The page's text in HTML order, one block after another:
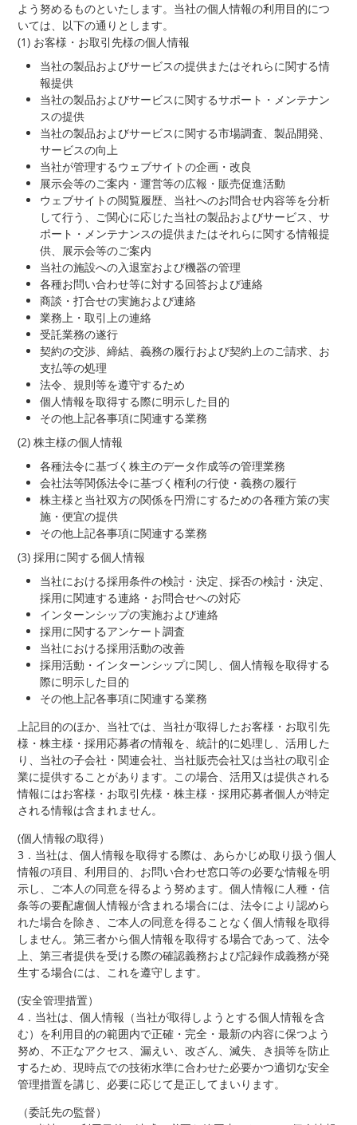
よう努めるものといたします。当社の個人情報の利用目的につ
いては、以下の通りとします。
(1) お客様・お取引先様の個人情報
当社の製品およびサービスの提供またはそれらに関する情
報提供
当社の製品およびサービスに関するサポート・メンテナン
スの提供
当社の製品およびサービスに関する市場調査、製品開発、
サービスの向上
当社が管理するウェブサイトの企画・改良
展示会等のご案内・運営等の広報・販売促進活動
ウェブサイトの閲覧履歴、当社へのお問合せ内容等を分析
して行う、ご関心に応じた当社の製品およびサービス、サ
ポート・メンテナンスの提供またはそれらに関する情報提
供、展示会等のご案内
当社の施設への入退室および機器の管理
各種お問い合わせ等に対する回答および連絡
商談・打合せの実施および連絡
業務上・取引上の連絡
受託業務の遂行
契約の交渉、締結、義務の履行および契約上のご請求、お
支払等の処理
法令、規則等を遵守するため
個人情報を取得する際に明示した目的
その他上記各事項に関連する業務
(2) 株主様の個人情報
各種法令に基づく株主のデータ作成等の管理業務
会社法等関係法令に基づく権利の行使・義務の履行
株主様と当社双方の関係を円滑にするための各種方策の実
施・便宜の提供
その他上記各事項に関連する業務
(3) 採用に関する個人情報
当社における採用条件の検討・決定、採否の検討・決定、
採用に関連する連絡・お問合せへの対応
インターンシップの実施および連絡
採用に関するアンケート調査
当社における採用活動の改善
採用活動・インターンシップに関し、個人情報を取得する
際に明示した目的
その他上記各事項に関連する業務
上記目的のほか、当社では、当社が取得したお客様・お取引先
様・株主様・採用応募者の情報を、統計的に処理し、活用した
り、当社の子会社・関連会社、当社販売会社又は当社の取引企
業に提供することがあります。この場合、活用又は提供される
情報にはお客様・お取引先様・株主様・採用応募者個人が特定
される情報は含まれません。
(個人情報の取得）
3．当社は、個人情報を取得する際は、あらかじめ取り扱う個人
情報の項目、利用目的、お問い合わせ窓口等の必要な情報を明
示し、ご本人の同意を得るよう努めます。個人情報に人種・信
条等の要配慮個人情報が含まれる場合には、法令により認めら
れた場合を除き、ご本人の同意を得ることなく個人情報を取得
しません。第三者から個人情報を取得する場合であって、法令
上、第三者提供を受ける際の確認義務および記録作成義務が発
生する場合には、これを遵守します。
(安全管理措置）
4．当社は、個人情報（当社が取得しようとする個人情報を含
む）を利用目的の範囲内で正確・完全・最新の内容に保つよう
努め、不正なアクセス、漏えい、改ざん、滅失、き損等を防止
するため、現時点での技術水準に合わせた必要かつ適切な安全
管理措置を講じ、必要に応じて是正してまいります。
（委託先の監督）